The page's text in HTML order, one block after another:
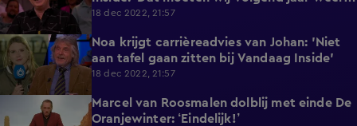
doen!’
18 dec 2022, 21:57
4:32
Noa krijgt carrièreadvies van Johan: 'Niet
aan tafel gaan zitten bij Vandaag Inside'
18 dec 2022, 21:57
Marcel van Roosmalen dolblij met einde De
Oranjewinter: ‘Eindelijk!’